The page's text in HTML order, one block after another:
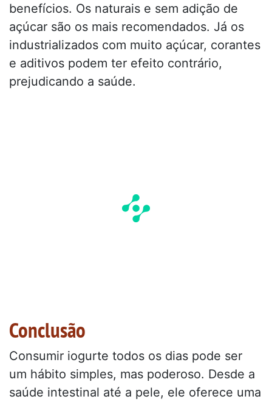
benefícios. Os naturais e sem adição de
açúcar são os mais recomendados. Já os
industrializados com muito açúcar, corantes
e aditivos podem ter efeito contrário,
prejudicando a saúde.
Conclusão
Consumir iogurte todos os dias pode ser
um hábito simples, mas poderoso. Desde a
saúde intestinal até a pele, ele oferece uma